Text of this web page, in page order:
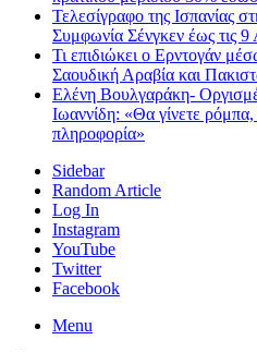
Τελεσίγραφο της Ισπανίας
Συμφωνία Σένγκεν έως τις
Τι επιδιώκει ο Ερντογάν
Σαουδική Αραβία και
Ελένη Βουλγαράκη-
Ιωαννίδη: «Θα γίνετε
πληροφορία»
Sidebar
Random Article
Log In
Instagram
YouTube
Twitter
Facebook
Menu